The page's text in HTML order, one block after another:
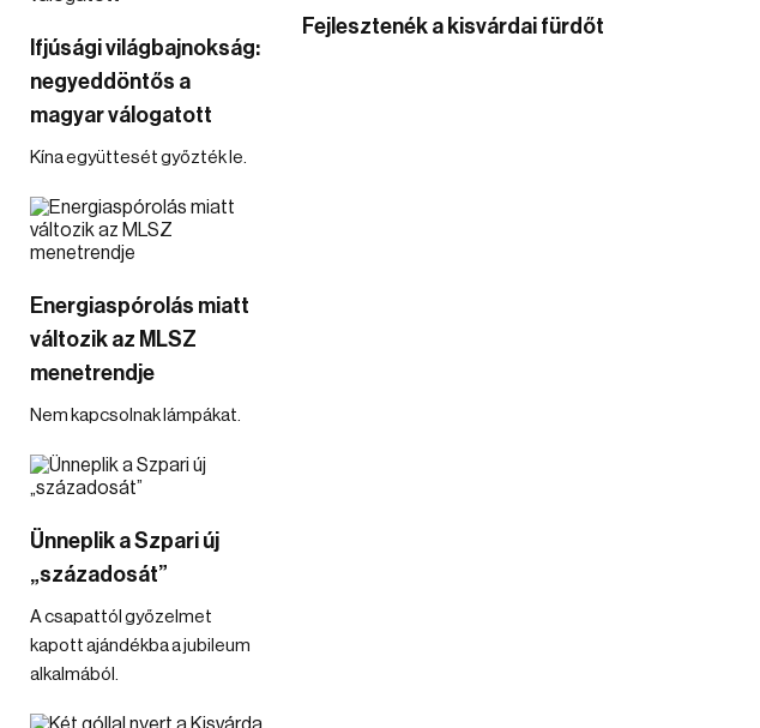
Ifjúsági világbajnokság:
negyeddöntős a
magyar válogatott
Kína együttesét győzték le.
Energiaspórolás miatt
változik az MLSZ
menetrendje
Nem kapcsolnak lámpákat.
Ünneplik a Szpari új
„századosát”
A csapattól győzelmet
kapott ajándékba a jubileum
alkalmából.
Fejlesztenék a kisvárdai fürdőt